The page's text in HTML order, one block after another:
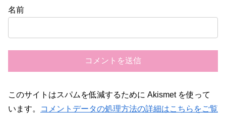
名前
このサイトはスパムを低減するために Akismet を使って
います。
コメントデータの処理方法の詳細はこちらをご覧